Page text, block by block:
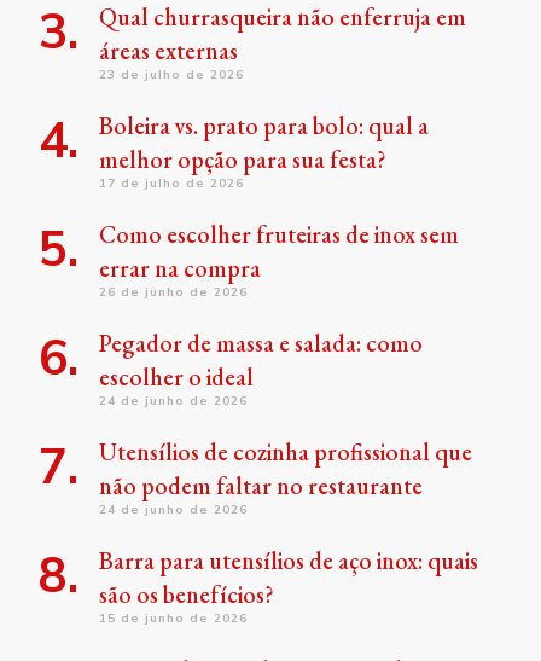
Qual churrasqueira não enferruja em
áreas externas
23 de julho de 2026
Boleira vs. prato para bolo: qual a
melhor opção para sua festa?
17 de julho de 2026
Como escolher fruteiras de inox sem
errar na compra
26 de junho de 2026
Pegador de massa e salada: como
escolher o ideal
24 de junho de 2026
Utensílios de cozinha profissional que
não podem faltar no restaurante
24 de junho de 2026
Barra para utensílios de aço inox: quais
são os benefícios?
15 de junho de 2026